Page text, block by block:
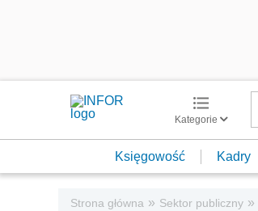
Kategorie
Księgowość Kadry
Strona główna » Sektor publiczny »